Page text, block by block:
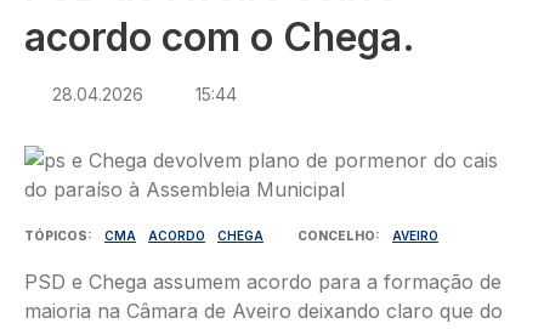
acordo com o Chega.
28.04.2026 15:44
Imagem
TÓPICOS CMA ACORDO CHEGA CONCELHO AVEIRO
PSD e Chega assumem acordo para a formação de
maioria na Câmara de Aveiro deixando claro que do